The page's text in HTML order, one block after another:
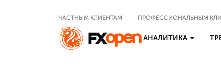
ЧАСТНЫМ КЛИЕНТАМ ПРОФЕССИОНАЛЬНЫМ
АНАЛИТИКА